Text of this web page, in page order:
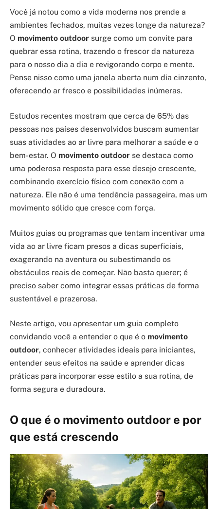
Você já notou como a vida moderna nos prende a
ambientes fechados, muitas vezes longe da natureza?
O movimento outdoor surge como um convite para
quebrar essa rotina, trazendo o frescor da natureza
para o nosso dia a dia e revigorando corpo e mente.
Pense nisso como uma janela aberta num dia cinzento,
oferecendo ar fresco e possibilidades inúmeras.
Estudos recentes mostram que cerca de 65% das
pessoas nos países desenvolvidos buscam aumentar
suas atividades ao ar livre para melhorar a saúde e o
bem-estar. O movimento outdoor se destaca como
uma poderosa resposta para esse desejo crescente,
combinando exercício físico com conexão com a
natureza. Ele não é uma tendência passageira, mas um
movimento sólido que cresce com força.
Muitos guias ou programas que tentam incentivar uma
vida ao ar livre ficam presos a dicas superficiais,
exagerando na aventura ou subestimando os
obstáculos reais de começar. Não basta querer; é
preciso saber como integrar essas práticas de forma
sustentável e prazerosa.
Neste artigo, vou apresentar um guia completo
convidando você a entender o que é o movimento
outdoor, conhecer atividades ideais para iniciantes,
entender seus efeitos na saúde e aprender dicas
práticas para incorporar esse estilo a sua rotina, de
forma segura e duradoura.
O que é o movimento outdoor e por
que está crescendo